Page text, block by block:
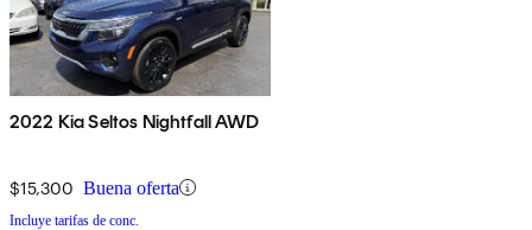
2022 Kia Seltos Nightfall AWD
$15,300 Buena oferta
Incluye tarifas de conc.